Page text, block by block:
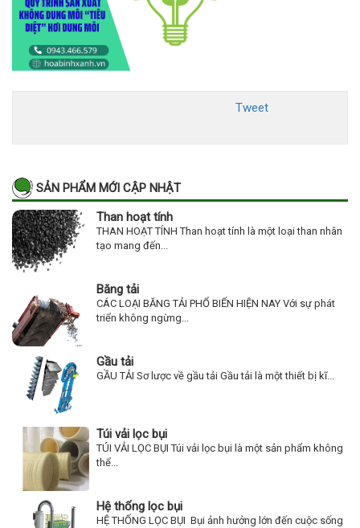
Tweet
SẢN PHẨM MỚI CẬP NHẬT
Than hoạt tính
THAN HOẠT TÍNH Than hoạt tính là một loại than nhân
tạo mang đến...
Băng tải
CÁC LOẠI BĂNG TẢI PHỔ BIẾN HIỆN NAY Với sự phát
triển không ngừng...
Gầu tải
GẦU TẢI Sơ lược về gầu tải Gầu tải là một thiết bị kĩ...
Túi vải lọc bụi
TÚI VẢI LỌC BỤI Túi vải lọc bụi là một sản phẩm không
thể...
Hệ thống lọc bụi
HỆ THỐNG LỌC BỤI Bụi ảnh hưởng lớn đến cuộc sống